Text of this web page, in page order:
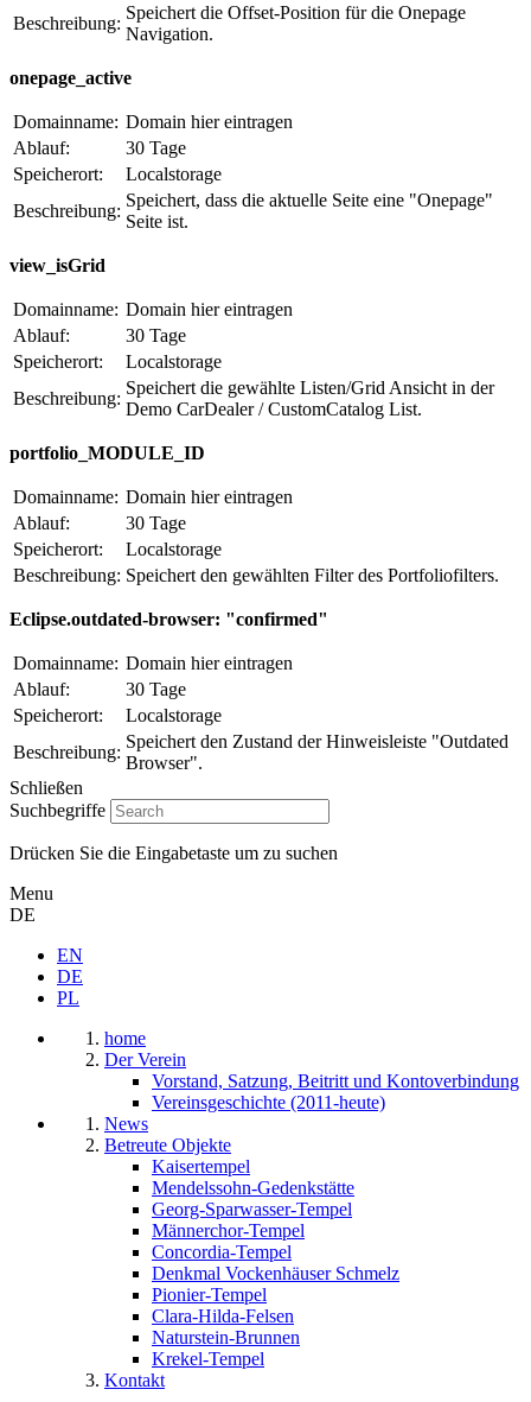
Beschreibung:
Speichert die Offset-Position für die Onepage
Navigation.
onepage_active
Domainname: Domain hier eintragen
Ablauf:
30 Tage
Speicherort:
Localstorage
Beschreibung:
Speichert, dass die aktuelle Seite eine "Onepage"
Seite ist.
view_isGrid
Domainname: Domain hier eintragen
Ablauf:
30 Tage
Speicherort:
Localstorage
Beschreibung:
Speichert die gewählte Listen/Grid Ansicht in der
Demo CarDealer / CustomCatalog List.
portfolio_MODULE_ID
Domainname: Domain hier eintragen
Ablauf:
30 Tage
Speicherort:
Localstorage
Beschreibung: Speichert den gewählten Filter des Portfoliofilters.
Eclipse.outdated-browser: "confirmed"
Domainname: Domain hier eintragen
Ablauf:
30 Tage
Speicherort:
Localstorage
Beschreibung:
Speichert den Zustand der Hinweisleiste "Outdated
Browser".
Schließen
Suchbegriffe
Drücken Sie die Eingabetaste um zu suchen
Menu
DE
EN
DE
PL
home
Der Verein
Vorstand, Satzung, Beitritt und Kontoverbindung
Vereinsgeschichte (2011-heute)
News
Betreute Objekte
Kaisertempel
Mendelssohn-Gedenkstätte
Georg-Sparwasser-Tempel
Männerchor-Tempel
Concordia-Tempel
Denkmal Vockenhäuser Schmelz
Pionier-Tempel
Clara-Hilda-Felsen
Naturstein-Brunnen
Krekel-Tempel
Kontakt